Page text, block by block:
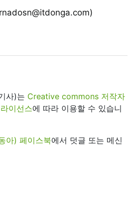
사)는 Creative commons 저작자
이선스에 따라 이용할 수 있습니
아) 페이스북에서 덧글 또는 메신